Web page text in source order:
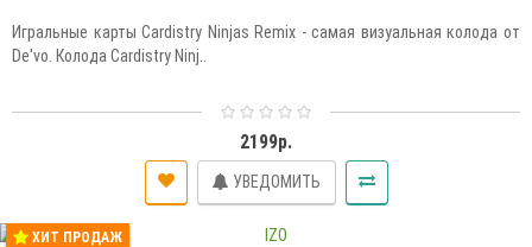
Игральные карты Cardistry Ninjas Remix - самая визуальная колода от
De'vo. Колода Cardistry Ninj..
2199р.
УВЕДОМИТЬ
ХИТ ПРОДАЖ